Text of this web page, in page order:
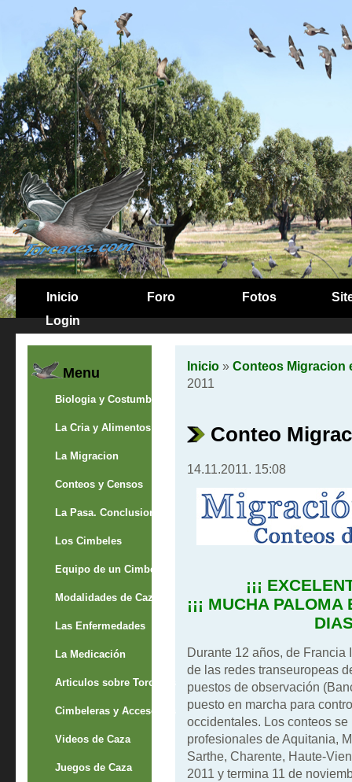
Inicio Foro Fotos
Login
Menu
Biologia y Costumbres
La Cria y Alimentos
La Migracion
Conteos y Censos
La Pasa. Conclusion
Los Cimbeles
Equipo de un Cimbelero
Modalidades de Caza
Las Enfermedades
La Medicación
Articulos sobre Torcaces
Cimbeleras y Accesorios
Videos de Caza
Juegos de Caza
Inicio» Conteos Migracion
2011
Conteo
14.11.2011. 15:08
¡¡¡
¡¡¡ MUCHA
Durante 12 años, de
de las redes transeuropeas
puestos de observación
puesto en marcha para
occidentales. Los conteos
profesionales de Aquitania,
Sarthe, Charente, Haute-
2011 y termina 11 de